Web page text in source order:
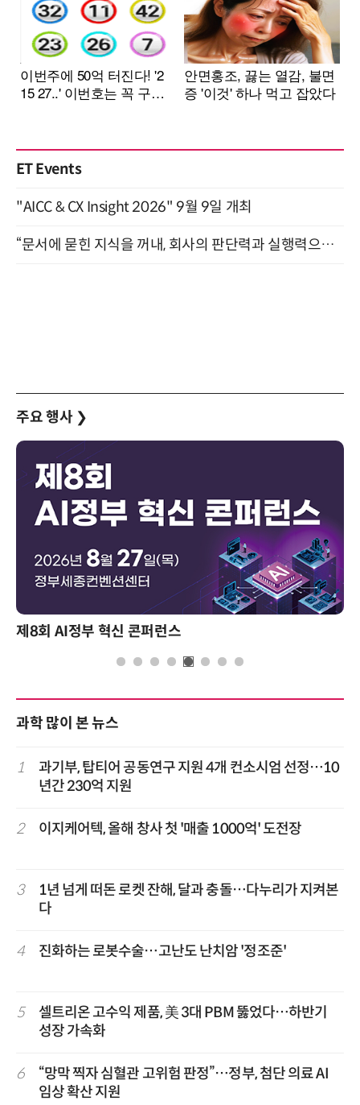
ET Events
"AICC & CX Insight 2026" 9월 9일 개최
“문서에 묻힌 지식을 꺼내, 회사의 판단력과 실행력으로 바꾸다” (8/20)
주요 행사 ❯
제8회 AI정부 혁신 콘퍼런스
과학 많이 본 뉴스
1
과기부, 탑티어 공동연구 지원 4개 컨소시엄 선정…10
년간 230억 지원
2 이지케어텍, 올해 창사 첫 '매출 1000억' 도전장
3
1년 넘게 떠돈 로켓 잔해, 달과 충돌…다누리가 지켜본
다
4 진화하는 로봇수술…고난도 난치암 '정조준'
5
셀트리온 고수익 제품, 美 3대 PBM 뚫었다…하반기
성장 가속화
6
“망막 찍자 심혈관 고위험 판정”…정부, 첨단 의료 AI
임상 확산 지원